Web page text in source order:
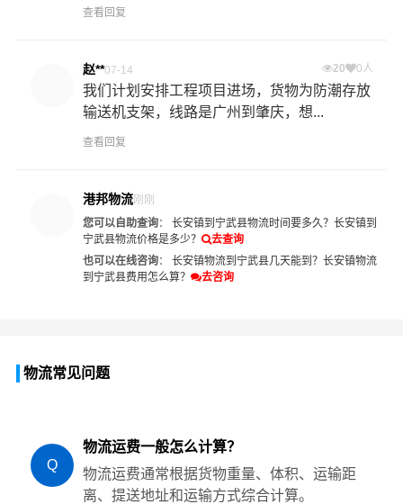
查看回复
赵**07-14 20 0人
我们计划安排工程项目进场，货物为防潮存放
输送机支架，线路是广州到肇庆，想...
查看回复
港邦物流刚刚
您可以自助查询： 长安镇到宁武县物流时间要多久？ 长安镇到
宁武县物流价格是多少？
去查询
也可以在线咨询： 长安镇物流到宁武县几天能到？ 长安镇物流
到宁武县费用怎么算？
去咨询
物流常见问题
Q
物流运费一般怎么计算？
物流运费通常根据货物重量、体积、运输距
离、提送地址和运输方式综合计算。